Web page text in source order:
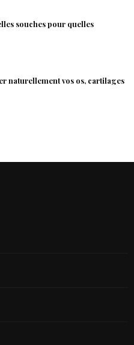
souches pour quelles
naturellement vos os, cartilages